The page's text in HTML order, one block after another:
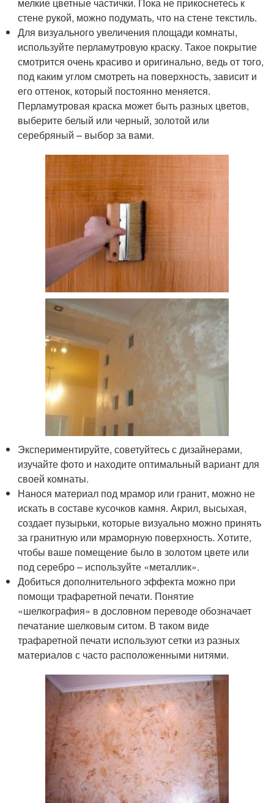
стене рукой, можно подумать, что на стене текстиль.
Для визуального увеличения площади комнаты,
используйте перламутровую краску. Такое покрытие
смотрится очень красиво и оригинально, ведь от того,
под каким углом смотреть на поверхность, зависит и
его оттенок, который постоянно меняется.
Перламутровая краска может быть разных цветов,
выберите белый или черный, золотой или
серебряный – выбор за вами.
Экспериментируйте, советуйтесь с дизайнерами,
изучайте фото и находите оптимальный вариант для
своей комнаты.
Нанося материал под мрамор или гранит, можно не
искать в составе кусочков камня. Акрил, высыхая,
создает пузырьки, которые визуально можно принять
за гранитную или мраморную поверхность. Хотите,
чтобы ваше помещение было в золотом цвете или
под серебро – используйте «металлик».
Добиться дополнительного эффекта можно при
помощи трафаретной печати. Понятие
«шелкография» в дословном переводе обозначает
печатание шелковым ситом. В таком виде
трафаретной печати используют сетки из разных
материалов с часто расположенными нитями.